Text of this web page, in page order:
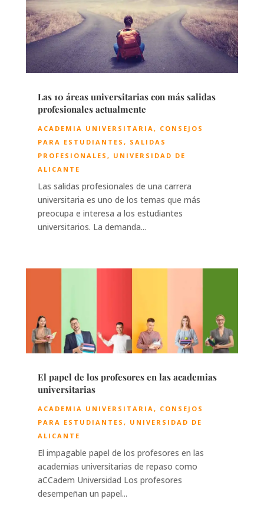
Las 10 áreas universitarias con más salidas
profesionales actualmente
ACADEMIA UNIVERSITARIA , CONSEJOS
PARA ESTUDIANTES , SALIDAS
PROFESIONALES , UNIVERSIDAD DE
ALICANTE
Las salidas profesionales de una carrera
universitaria es uno de los temas que más
preocupa e interesa a los estudiantes
universitarios. La demanda...
El papel de los profesores en las academias
universitarias
ACADEMIA UNIVERSITARIA , CONSEJOS
PARA ESTUDIANTES , UNIVERSIDAD DE
ALICANTE
El impagable papel de los profesores en las
academias universitarias de repaso como
aCCadem Universidad Los profesores
desempeñan un papel...